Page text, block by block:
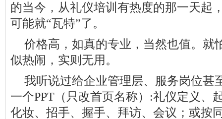
的当今，从礼仪培训有热度的那一天起
可能就“瓦特”了。
价格高，如真的专业，当然也值。就
似热闹，实则无用。
我听说过给企业管理层、服务岗位甚
一个PPT（只改首页名称）:礼仪定义、
化妆、招手、握手、拜访、会议；或按